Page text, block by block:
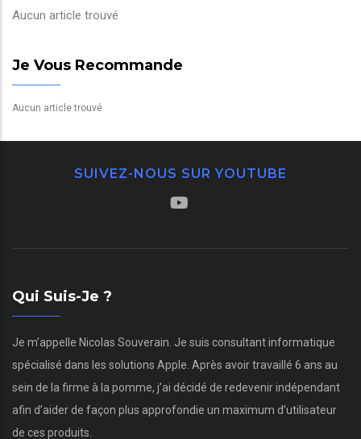
Aucun article trouvé
Je Vous Recommande
Aucun article trouvé
SUIVEZ-NOUS SUR YOUTUBE
Qui Suis-Je ?
Je m’appelle Nicolas Souverain. Je suis consultant informatique
spécialisé dans les solutions Apple. Après avoir travaillé 6 ans au
sein de la firme à la pomme, j’ai décidé de redevenir indépendant
afin d’aider de façon plus approfondie un maximum d’utilisateur
de ces produits.